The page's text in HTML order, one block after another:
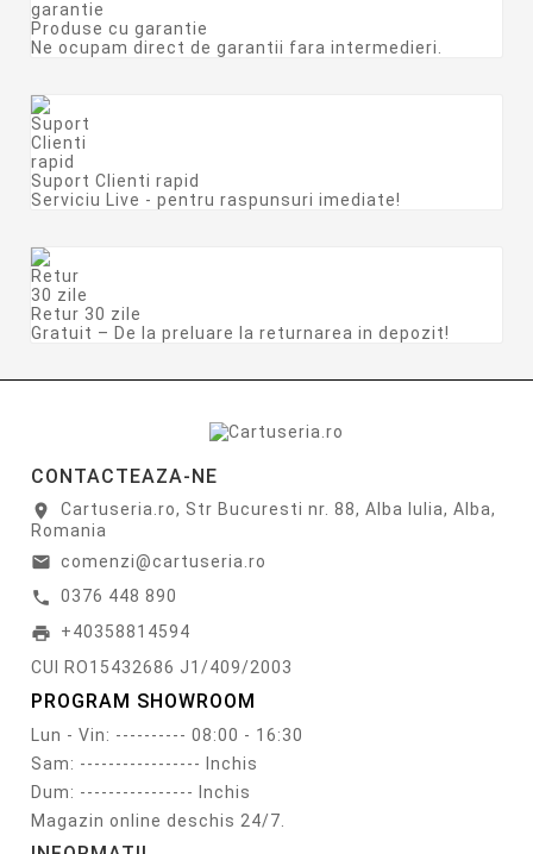
Produse cu garantie
Ne ocupam direct de garantii fara intermedieri.
Suport Clienti rapid
Serviciu Live - pentru raspunsuri imediate!
Retur 30 zile
Gratuit – De la preluare la returnarea in depozit!
CONTACTEAZA-NE
location_on
Cartuseria.ro, Str Bucuresti nr. 88, Alba Iulia, Alba,
Romania
email comenzi@cartuseria.ro
call 0376 448 890
print
+40358814594
CUI RO15432686 J1/409/2003
PROGRAM SHOWROOM
Lun - Vin: ---------- 08:00 - 16:30
Sam: ----------------- Inchis
Dum: ---------------- Inchis
Magazin online deschis 24/7.